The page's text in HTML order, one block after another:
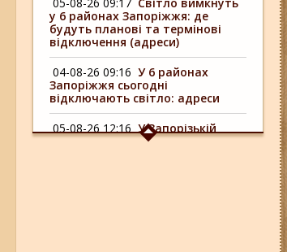
у 6 районах Запоріжжя: де
будуть планові та термінові
відключення (адреси)
04-08-26 09:16 У 6 районах
Запоріжжя сьогодні
відключають світло: адреси
05-08-26 12:16 У Запорізькій
області ресторан оштрафували